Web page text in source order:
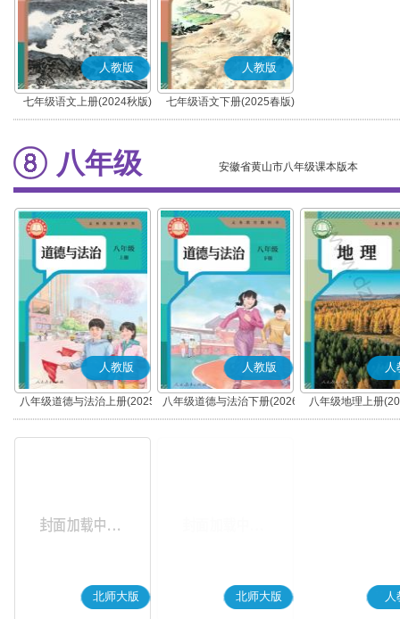
人教版
七年级语文上册(2024秋版)
(部编版)
人教版
七年级语文下册(2025春版)
(部编版)
八年级 安徽省黄山市八年级课本版本
人教版
八年级道德与法治上册(2025
秋版)(部编版)
人教版
八年级道德与法治下册(2026
春版)(部编版)
人
八年级地理上册
北师大版 北师大版 人